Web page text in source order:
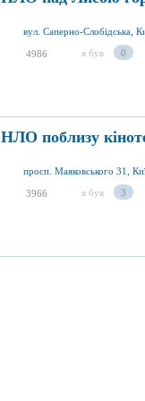
вул. Саперно-Слобідська,
4986 я був 0
НЛО поблизу
просп. Маяковського 31,
3966 я був 3